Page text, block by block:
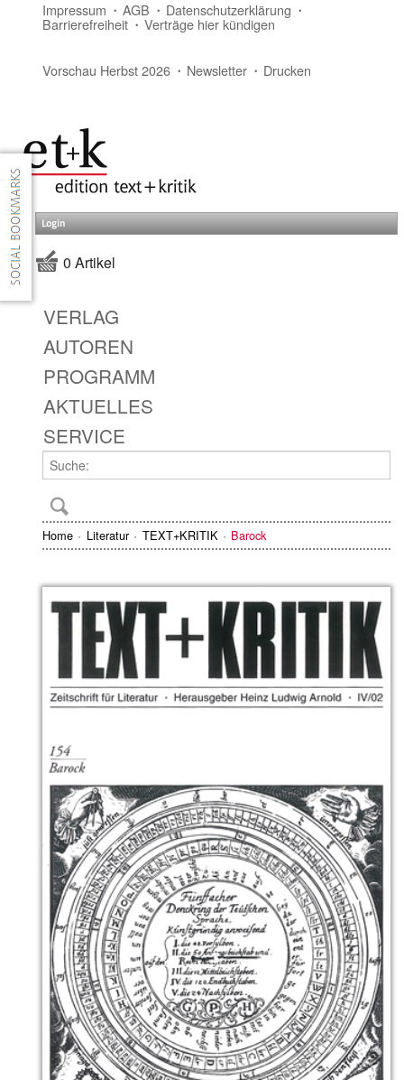
Impressum AGB Datenschutzerklärung
Barrierefreiheit Verträge hier kündigen
Vorschau Herbst 2026 Newsletter Drucken
Login
0 Artikel
VERLAG
AUTOREN
PROGRAMM
AKTUELLES
SERVICE
Home Literatur TEXT+KRITIK Barock